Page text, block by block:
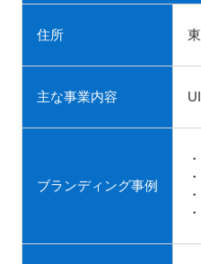
住所
主な事業内容
ブランディング事例
・
・
・
・